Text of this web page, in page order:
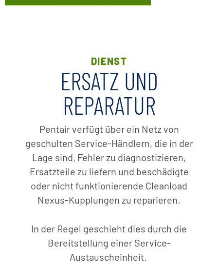
DIENST
ERSATZ UND
REPARATUR
Pentair verfügt über ein Netz von
geschulten Service-Händlern, die in der
Lage sind, Fehler zu diagnostizieren,
Ersatzteile zu liefern und beschädigte
oder nicht funktionierende Cleanload
Nexus-Kupplungen zu reparieren.
In der Regel geschieht dies durch die
Bereitstellung einer Service-
Austauscheinheit.